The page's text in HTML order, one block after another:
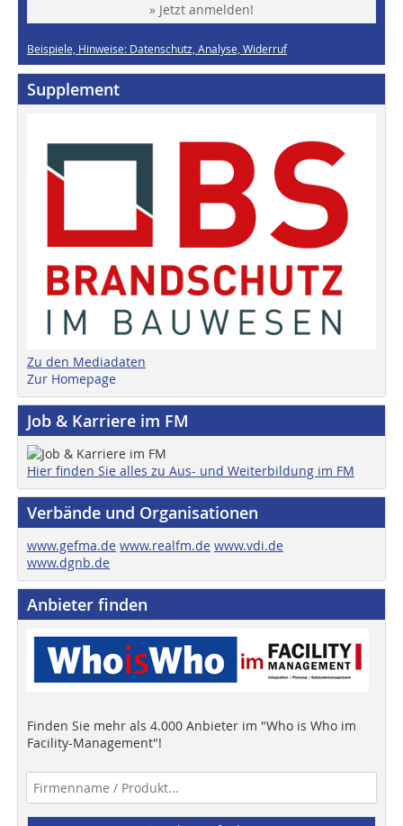
» Jetzt anmelden!
Beispiele, Hinweise: Datenschutz, Analyse, Widerruf
Supplement
Zu den Mediadaten
Zur Homepage
Job & Karriere im FM
Hier finden Sie alles zu Aus- und Weiterbildung im FM
Verbände und Organisationen
www.gefma.de www.realfm.de www.vdi.de
www.dgnb.de
Anbieter finden
Finden Sie mehr als 4.000 Anbieter im "Who is Who im
Facility-Management"!